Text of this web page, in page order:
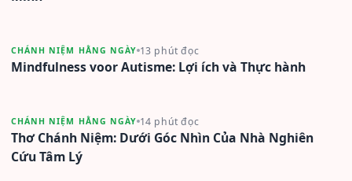
CHÁNH NIỆM HẰNG NGÀY 13 phút đọc
Mindfulness voor Autisme: Lợi ích và Thực hành
CHÁNH NIỆM HẰNG NGÀY 14 phút đọc
Thơ Chánh Niệm: Dưới Góc Nhìn Của Nhà Nghiên
Cứu Tâm Lý